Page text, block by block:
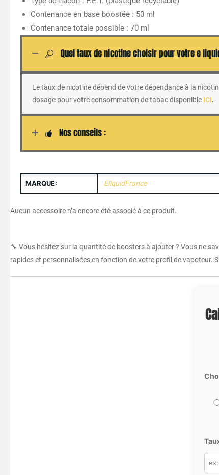
Contenance en base boostée : 50 ml
Contenance totale possible : 70 ml
Quel taux de nicotine choisir pour votre e
Le taux de nicotine dépend de votre dépendance à la
dosage pour votre consommation de tabac disponible ICI.
Nos conseils :
MARQUE: EliquidFrance
Aucun accessoire n’a encore été associé à ce produit.
🔧 Vous hésitez sur la quantité de boosters à ajouter ? Vous ne
rapides et personnalisées en fonction de votre profil de vapoteur.